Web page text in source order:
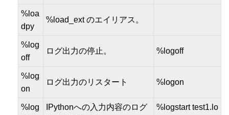
%loa
dpy
%load_ext のエイリアス。
%log
off
ログ出力の停止。 %logoff
%log
on
ログ出力のリスタート %logon
%log
IPythonへの入力内容のログ
%logstart test1.lo